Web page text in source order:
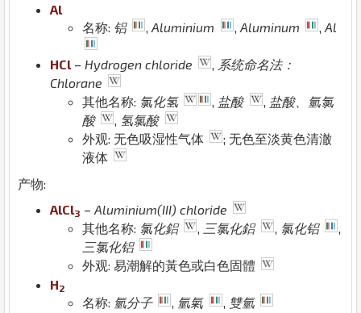
Al
名称: 铝 ,Aluminium Aluminum ,Al
HCl – Hydrogen chloride
系统命名法：
Chlorane
其他名称: 氯化氢 , 盐酸 , 盐酸、氫氯
酸
, 氢氯酸
外观: 无色吸湿性气体
; 无色至淡黄色清澈
液体
产物:
AlCl3 – Aluminium(III) chloride
其他名称: 氯化鋁 , 三氯化鋁 , 氯化铝
,
三氯化铝
外观: 易潮解的黃色或白色固體
H2
名称: 氫分子 氫氣 雙氫